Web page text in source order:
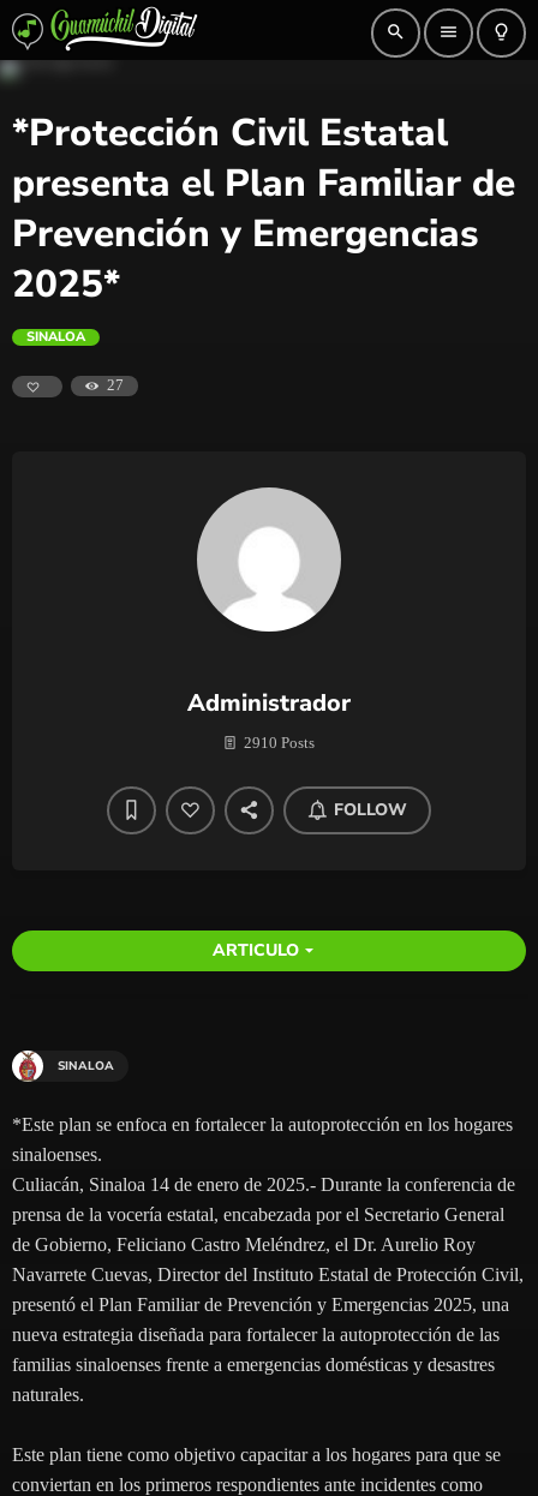
search menu lightbulb_outline
*Protección Civil Estatal
presenta el Plan Familiar de
Prevención y Emergencias
2025*
SINALOA
27
Administrador
2910 Posts
FOLLOW
ARTICULO arrow_drop_down
SINALOA
*Este plan se enfoca en fortalecer la autoprotección en los hogares
sinaloenses.
Culiacán, Sinaloa 14 de enero de 2025.- Durante la conferencia de
prensa de la vocería estatal, encabezada por el Secretario General
de Gobierno, Feliciano Castro Meléndrez, el Dr. Aurelio Roy
Navarrete Cuevas, Director del Instituto Estatal de Protección Civil,
presentó el Plan Familiar de Prevención y Emergencias 2025, una
nueva estrategia diseñada para fortalecer la autoprotección de las
familias sinaloenses frente a emergencias domésticas y desastres
naturales.
Este plan tiene como objetivo capacitar a los hogares para que se
conviertan en los primeros respondientes ante incidentes como